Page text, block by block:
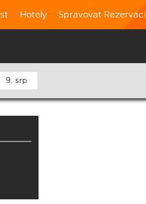
Hotely Spravovat Rezervaci
9. srp